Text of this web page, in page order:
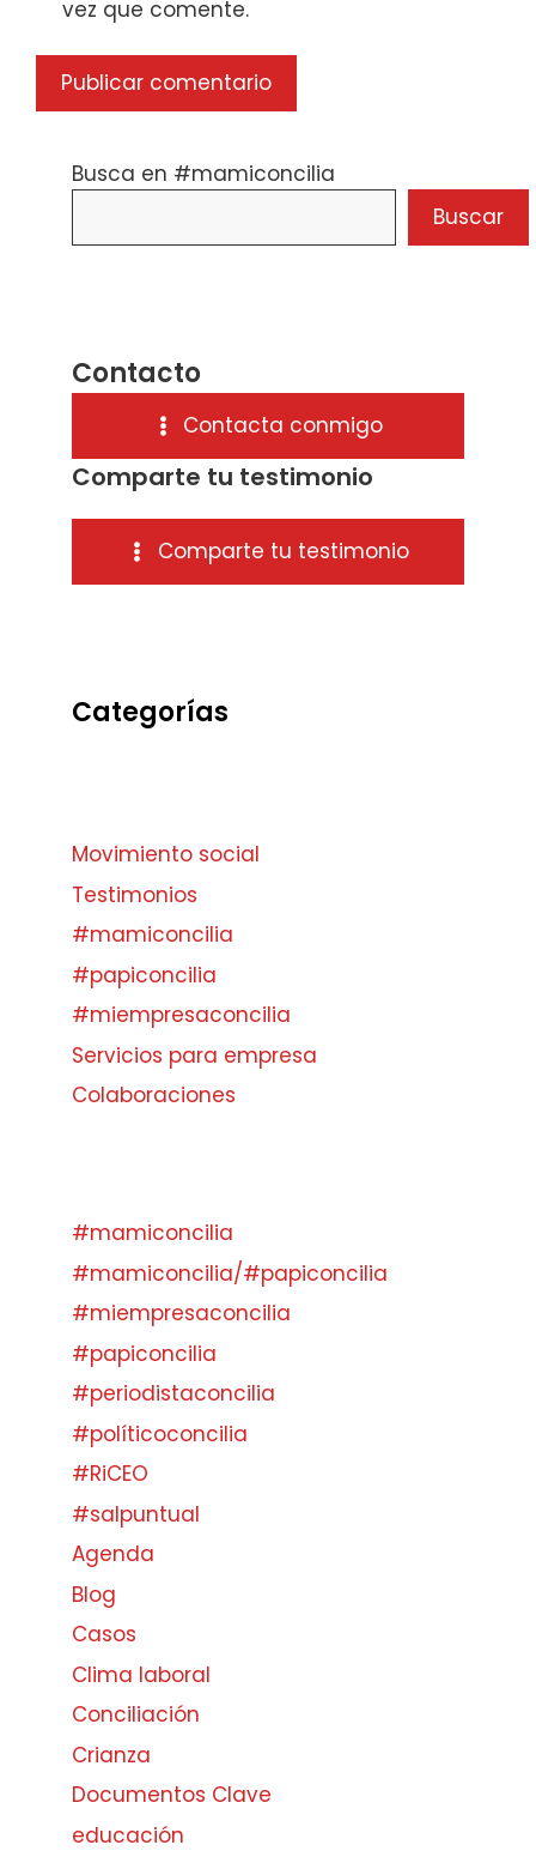
vez que comente.
Busca en #mamiconcilia
Buscar
Contacto
Contacta conmigo
Comparte tu testimonio
Comparte tu testimonio
Categorías
Movimiento social
Testimonios
#mamiconcilia
#papiconcilia
#miempresaconcilia
Servicios para empresa
Colaboraciones
#mamiconcilia
#mamiconcilia/#papiconcilia
#miempresaconcilia
#papiconcilia
#periodistaconcilia
#políticoconcilia
#RiCEO
#salpuntual
Agenda
Blog
Casos
Clima laboral
Conciliación
Crianza
Documentos Clave
educación